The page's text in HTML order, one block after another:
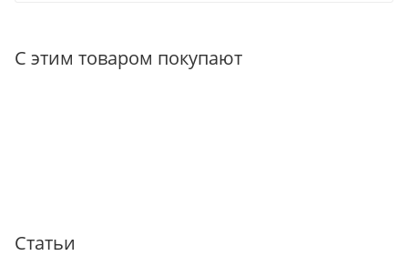
С этим товаром покупают
Статьи